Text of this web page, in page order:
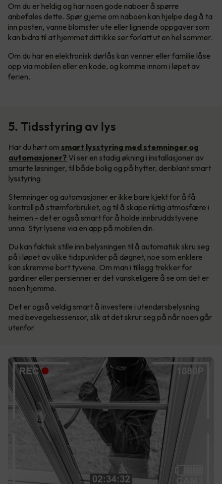
Om du er heldig og har noen gode naboer å spørre
anbefales dette. Spør gjerne om naboen kan hjelpe deg å ta
inn posten, vanne blomster ute eller lignende oppgaver som
kan bidra til at hjemmet ditt ikke ser forlatt ut en hel sommer.
Om du har en elektronisk dørlås kan venner eller familie låse
opp via mobilen eller en kode, og komme innom i løpet av
ferien.
5. Tidsstyring av lys
Har du hørt om smart lysstyring med stemninger og
automasjoner? Vi ser en stadig økning i installasjoner av
smarte løsninger, til både bolig og på hytter, deriblant smart
lysstyring.
Stemninger og automasjoner er ikke bare kjekt for å få
kontroll på strømforbruket, og til å skape riktig atmosfære i
heimen - det er også smart for å holde innbruddstyvene
unna. Styr lysene via en app på mobilen din.
Du kan faktisk stille inn belysningen til å automatisk skru seg
på i løpet av ulike tidspunkter på døgnet, noe som enklere
kan skremme bort tyvene. Om man i tillegg trekker for
gardiner eller persienner er det vanskeligere å se om det er
noen hjemme.
Det er også veldig smart å investere i utendørsbelysning
med bevegelsessensor, slik at det skrur seg på når noen går
utenfor.